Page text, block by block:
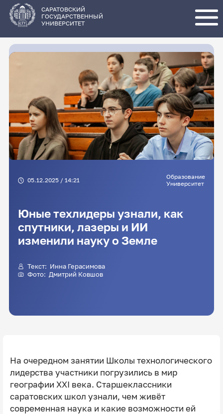
основному
содержанию
САРАТОВСКИЙ
ГОСУДАРСТВЕННЫЙ
УНИВЕРСИТЕТ
05.12.2025 / 14:21
Образование
Университет
Юные техлидеры узнали, как
спутники, лазеры и ИИ
изменили науку о Земле
Текст: Инна Герасимова
Фото: Дмитрий Ковшов
На очередном занятии Школы технологического
лидерства участники погрузились в мир
географии XXI века. Старшеклассники
саратовских школ узнали, чем живёт
современная наука и какие возможности ей